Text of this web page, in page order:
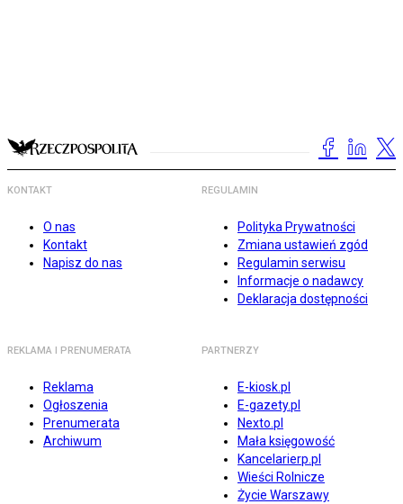
KONTAKT
O nas
Kontakt
Napisz do nas
REGULAMIN
Polityka Prywatności
Zmiana ustawień zgód
Regulamin serwisu
Informacje o nadawcy
Deklaracja dostępności
REKLAMA I PRENUMERATA
Reklama
Ogłoszenia
Prenumerata
Archiwum
PARTNERZY
E-kiosk.pl
E-gazety.pl
Nexto.pl
Mała księgowość
Kancelarierp.pl
Wieści Rolnicze
Życie Warszawy